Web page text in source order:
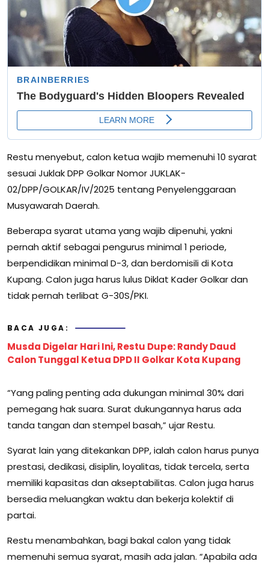
Restu menyebut, calon ketua wajib memenuhi 10 syarat
sesuai Juklak DPP Golkar Nomor JUKLAK-
02/DPP/GOLKAR/IV/2025 tentang Penyelenggaraan
Musyawarah Daerah.
Beberapa syarat utama yang wajib dipenuhi, yakni
pernah aktif sebagai pengurus minimal 1 periode,
berpendidikan minimal D-3, dan berdomisili di Kota
Kupang. Calon juga harus lulus Diklat Kader Golkar dan
tidak pernah terlibat G-30S/PKI.
BACA JUGA:
Musda Digelar Hari Ini, Restu Dupe: Randy Daud
Calon Tunggal Ketua DPD II Golkar Kota Kupang
“Yang paling penting ada dukungan minimal 30% dari
pemegang hak suara. Surat dukungannya harus ada
tanda tangan dan stempel basah,” ujar Restu.
Syarat lain yang ditekankan DPP, ialah calon harus punya
prestasi, dedikasi, disiplin, loyalitas, tidak tercela, serta
memiliki kapasitas dan akseptabilitas. Calon juga harus
bersedia meluangkan waktu dan bekerja kolektif di
partai.
Restu menambahkan, bagi bakal calon yang tidak
memenuhi semua syarat, masih ada jalan. “Apabila ada